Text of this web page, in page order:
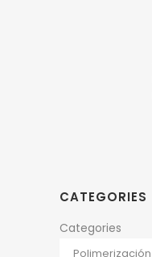
CATEGORIES
Categories